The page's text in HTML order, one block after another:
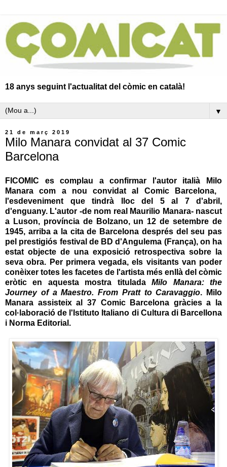
18 anys seguint l'actualitat del còmic en català!
▼
21 de març 2019
Milo Manara convidat al 37 Comic
Barcelona
FICOMIC es complau a confirmar l'autor italià
Milo
Manara com a nou convidat al Comic Barcelona, ​​
l'esdeveniment que tindrà lloc del 5 al 7 d'abril,
d'enguany. L'autor -de nom real Maurilio Manara- nascut
a Luson, província de Bolzano, un 12 de setembre de
1945, arriba a la cita de Barcelona després del seu pas
pel prestigiós festival de BD d'Angulema (França), on ha
estat objecte de una exposició retrospectiva sobre la
seva obra. Per primera vegada, els visitants van poder
conèixer totes les facetes de l'artista més enllà del còmic
eròtic en aquesta mostra tituladaMilo Manara: the
Journey of a Maestro. From Pratt to Caravaggio.
Milo
Manara assisteix al 37 Comic Barcelona gràcies a la
col·laboració de l'Istituto Italiano di Cultura di Barcellona
i Norma Editorial.